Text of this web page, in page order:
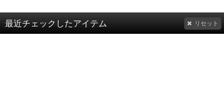
最近チェックしたアイテム リセット